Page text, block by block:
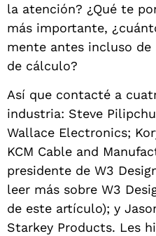
la atención? ¿Qué te
más importante,
mente antes incluso
de cálculo?
Así que contacté a
industria: Steve
Wallace Electronics;
KCM Cable and
presidente de W3
leer más sobre W3
de este artículo); y
Starkey Products. Les